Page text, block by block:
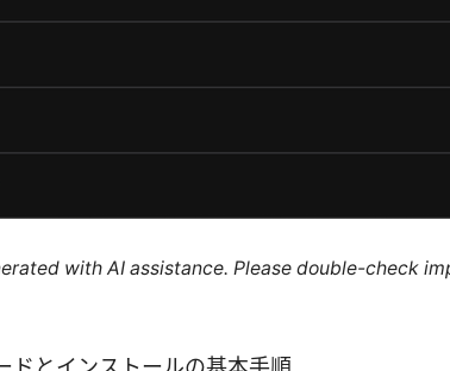
with AI assistance. Please double-check